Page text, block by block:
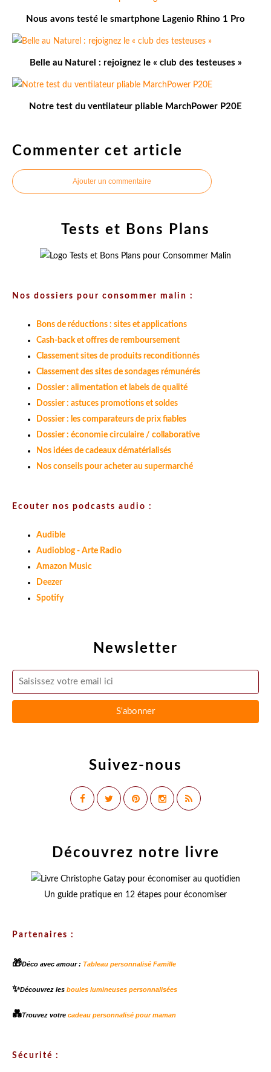
Nous avons testé le smartphone Lagenio Rhino 1 Pro
Belle au Naturel : rejoignez le « club des testeuses »
Notre test du ventilateur pliable MarchPower P20E
Commenter cet article
Ajouter un commentaire
Newsletter
Suivez-nous
Tests et Bons Plans
Nos dossiers pour consommer malin :
Bons de réductions : sites et applications
Cash-back et offres de remboursement
Classement sites de produits reconditionnés
Classement des sites de sondages rémunérés
Dossier : alimentation et labels de qualité
Dossier : astuces promotions et soldes
Dossier : les comparateurs de prix fiables
Dossier : économie circulaire / collaborative
Nos idées de cadeaux dématérialisés
Nos conseils pour acheter au supermarché
Ecouter nos podcasts audio :
Audible
Audioblog - Arte Radio
Amazon Music
Deezer
Spotify
Découvrez notre livre
Un guide pratique en 12 étapes pour économiser
Partenaires :
🎁Déco avec amour : Tableau personnalisé Famille
✨Découvrez les boules lumineuses personnalisées
💑Trouvez votre cadeau personnalisé pour maman
Sécurité :